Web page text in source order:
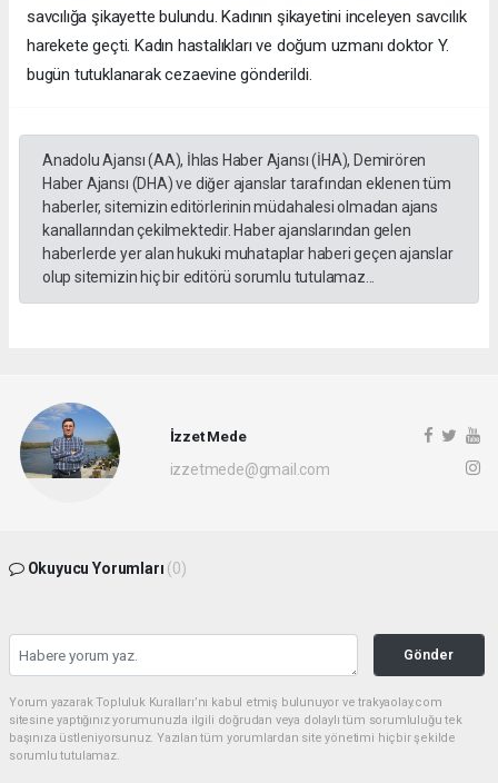
savcılığa şikayette bulundu. Kadının şikayetini inceleyen savcılık
harekete geçti. Kadın hastalıkları ve doğum uzmanı doktor Y.
bugün tutuklanarak cezaevine gönderildi.
Anadolu Ajansı (AA), İhlas Haber Ajansı (İHA), Demirören
Haber Ajansı (DHA) ve diğer ajanslar tarafından eklenen tüm
haberler, sitemizin editörlerinin müdahalesi olmadan ajans
kanallarından çekilmektedir. Haber ajanslarından gelen
haberlerde yer alan hukuki muhataplar haberi geçen ajanslar
olup sitemizin hiç bir editörü sorumlu tutulamaz...
İzzet Mede
izzetmede@gmail.com
Okuyucu Yorumları (0)
Gönder
Yorum yazarak Topluluk Kuralları’nı kabul etmiş bulunuyor ve trakyaolay.com
sitesine yaptığınız yorumunuzla ilgili doğrudan veya dolaylı tüm sorumluluğu tek
başınıza üstleniyorsunuz. Yazılan tüm yorumlardan site yönetimi hiçbir şekilde
sorumlu tutulamaz.